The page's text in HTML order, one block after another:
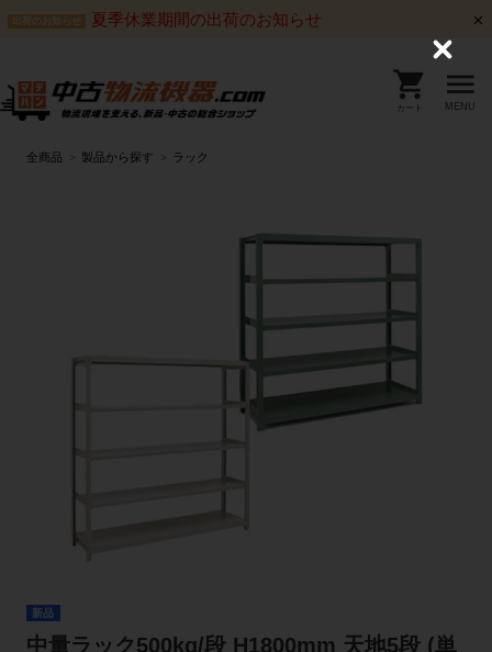
出荷のお知らせ 夏季休業期間の出荷のお知らせ
カート MENU
全商品 製品から探す ラック
新品
中量ラック500kg/段 H1800mm 天地5段 (単
C
o
s